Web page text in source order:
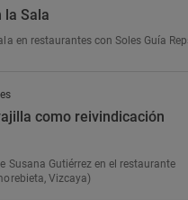
la Sala
en restaurantes con Soles Guía
como reivindicación
Susana Gutiérrez en el restaurante
Vizcaya)